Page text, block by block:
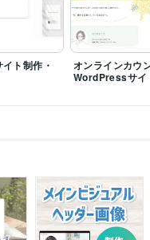
年
Figma:1年
サイト構築
WEBサイトのお
月
ト制作・
オンラインカウ
WordPressサイ